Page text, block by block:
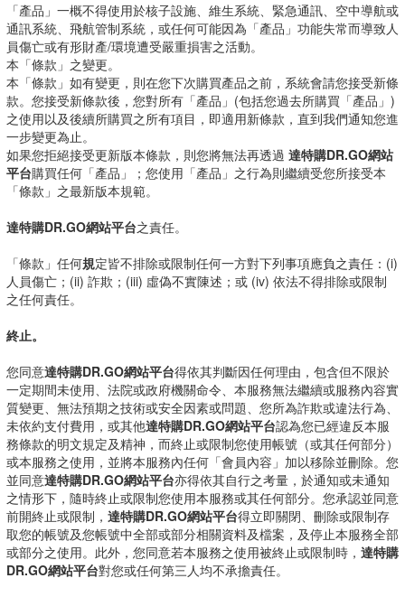
「產品」一概不得使用於核子設施、維生系統、緊急通訊、空中導航或
通訊系統、飛航管制系統，或任何可能因為「產品」功能失常而導致人
員傷亡或有形財產/環境遭受嚴重損害之活動。
本「條款」之變更。
本「條款」如有變更，則在您下次購買產品之前，系統會請您接受新條
款。您接受新條款後，您對所有「產品」(包括您過去所購買「產品」)
之使用以及後續所購買之所有項目，即適用新條款，直到我們通知您進
一步變更為止。
如果您拒絕接受更新版本條款，則您將無法再透過 達特購DR.GO網站
平台購買任何「產品」；您使用「產品」之行為則繼續受您所接受本
「條款」之最新版本規範。
達特購DR.GO網站平台之責任。
「條款」任何規定皆不排除或限制任何一方對下列事項應負之責任：(i)
人員傷亡；(ii) 詐欺；(iii) 虛偽不實陳述；或 (iv) 依法不得排除或限制
之任何責任。
終止。
您同意達特購DR.GO網站平台得依其判斷因任何理由，包含但不限於
一定期間未使用、法院或政府機關命令、本服務無法繼續或服務內容實
質變更、無法預期之技術或安全因素或問題、您所為詐欺或違法行為、
未依約支付費用，或其他達特購DR.GO網站平台認為您已經違反本服
務條款的明文規定及精神，而終止或限制您使用帳號（或其任何部分）
或本服務之使用，並將本服務內任何「會員內容」加以移除並刪除。您
並同意達特購DR.GO網站平台亦得依其自行之考量，於通知或未通知
之情形下，隨時終止或限制您使用本服務或其任何部分。您承認並同意
前開終止或限制， 達特購DR.GO網站平台得立即關閉、刪除或限制存
取您的帳號及您帳號中全部或部分相關資料及檔案，及停止本服務全部
或部分之使用。此外，您同意若本服務之使用被終止或限制時， 達特購
DR.GO網站平台對您或任何第三人均不承擔責任。